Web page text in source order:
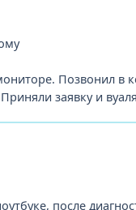
Позвонил
заявку и
после